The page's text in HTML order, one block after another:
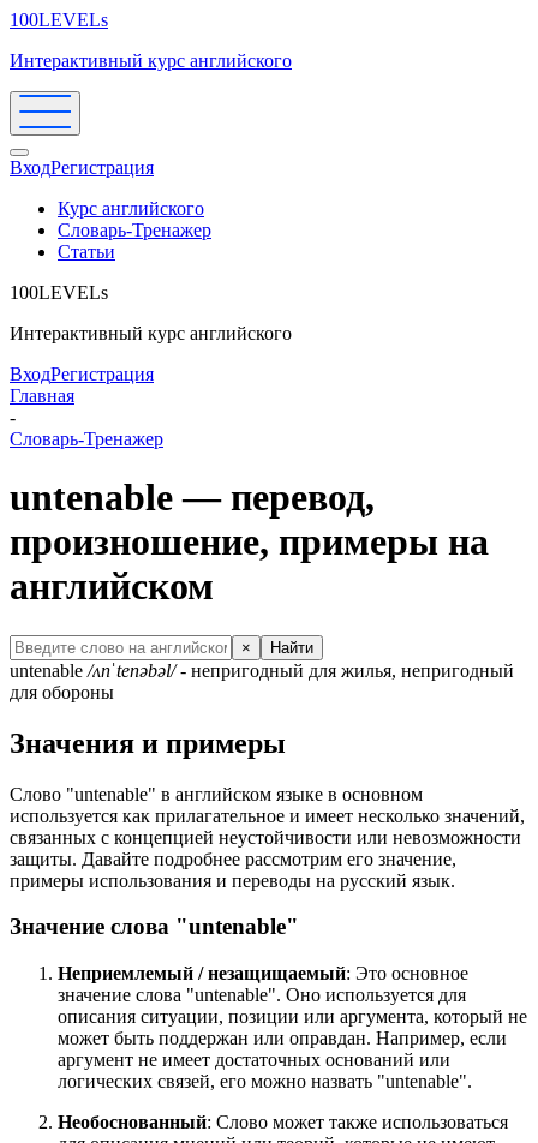
100LEVELs
Интерактивный курс английского
ВходРегистрация
Курс английского
Словарь-Тренажер
Статьи
100LEVELs
Интерактивный курс английского
ВходРегистрация
Главная
-
Словарь-Тренажер
untenable — перевод,
произношение, примеры на
английском
× Найти
untenable /ʌnˈtenəbəl/- непригодный для жилья, непригодный
для обороны
Значения и примеры
Слово "untenable" в английском языке в основном
используется как прилагательное и имеет несколько значений,
связанных с концепцией неустойчивости или невозможности
защиты. Давайте подробнее рассмотрим его значение,
примеры использования и переводы на русский язык.
Значение слова "untenable"
Неприемлемый / незащищаемый: Это основное
значение слова "untenable". Оно используется для
описания ситуации, позиции или аргумента, который не
может быть поддержан или оправдан. Например, если
аргумент не имеет достаточных оснований или
логических связей, его можно назвать "untenable".
Необоснованный: Слово может также использоваться